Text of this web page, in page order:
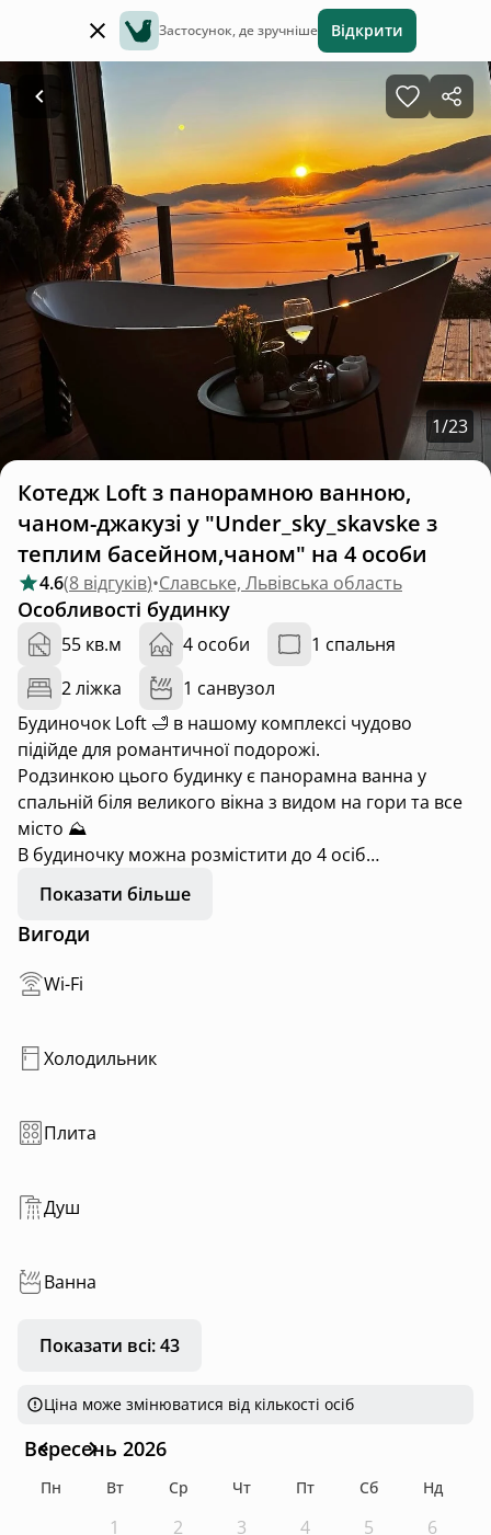
Застосунок, де зручніше Відкрити
1/23
Котедж Loft з панорамною ванною,
чаном-джакузі у "Under_sky_skavske з
теплим басейном,чаном" на 4 особи
4.6(8 відгуків)•Славське, Львівська область
Особливості будинку
55 кв.м 4 особи
1 спальня
2 ліжка
1 санвузол
Будиночок Loft 🛁 в нашому комплексі чудово
підійде для романтичної подорожі.
Родзинкою цього будинку є панорамна ванна у
спальній біля великого вікна з видом на гори та все
місто ⛰️
В будиночку можна розмістити до 4 осіб
Біля будиночку є приватний чан-джакузі 🩵
Показати більше
Вигоди
Wi-Fi
Холодильник
Плита
Душ
Ванна
Показати всі: 43
Ціна може змінюватися від кількості осіб
Вересень 2026
Пн Вт Ср Чт Пт Сб Нд
1 2 3 4 5 6